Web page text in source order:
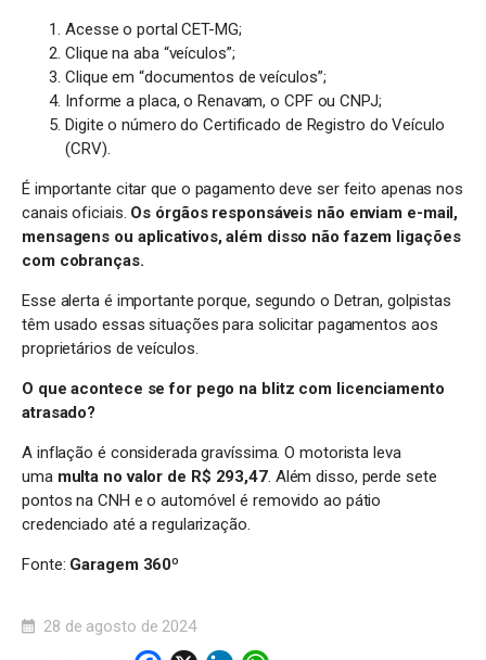
Acesse o portal CET-MG;
Clique na aba “veículos”;
Clique em “documentos de veículos”;
Informe a placa, o Renavam, o CPF ou CNPJ;
Digite o número do Certificado de Registro do Veículo
(CRV).
É importante citar que o pagamento deve ser feito apenas nos
canais oficiais. Os órgãos responsáveis não enviam e-mail,
mensagens ou aplicativos, além disso não fazem ligações
com cobranças.
Esse alerta é importante porque, segundo o Detran, golpistas
têm usado essas situações para solicitar pagamentos aos
proprietários de veículos.
O que acontece se for pego na blitz com licenciamento
atrasado?
A inflação é considerada gravíssima. O motorista leva
uma multa no valor de R$ 293,47. Além disso, perde sete
pontos na CNH e o automóvel é removido ao pátio
credenciado até a regularização.
Fonte: Garagem 360º
28 de agosto de 2024